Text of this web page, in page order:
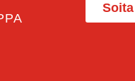
Soita